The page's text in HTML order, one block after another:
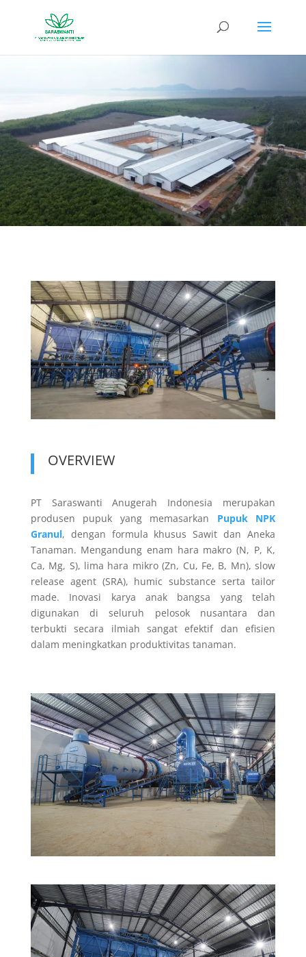
OVERVIEW
PT Saraswanti Anugerah Indonesia merupakan
produsen pupuk yang memasarkan Pupuk NPK
Granul, dengan formula khusus Sawit dan Aneka
Tanaman. Mengandung enam hara makro (N, P, K,
Ca, Mg, S), lima hara mikro (Zn, Cu, Fe, B, Mn), slow
release agent (SRA), humic substance serta tailor
made. Inovasi karya anak bangsa yang telah
digunakan di seluruh pelosok nusantara dan
terbukti secara ilmiah sangat efektif dan efisien
dalam meningkatkan produktivitas tanaman.